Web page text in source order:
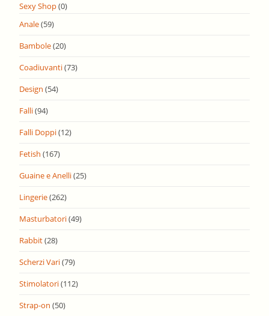
Sexy Shop(0)
Anale(59)
Bambole(20)
Coadiuvanti(73)
Design (54)
Falli(94)
Falli Doppi(12)
Fetish (167)
Guaine e Anelli(25)
Lingerie(262)
Masturbatori(49)
Rabbit(28)
Scherzi Vari(79)
Stimolatori(112)
Strap-on (50)